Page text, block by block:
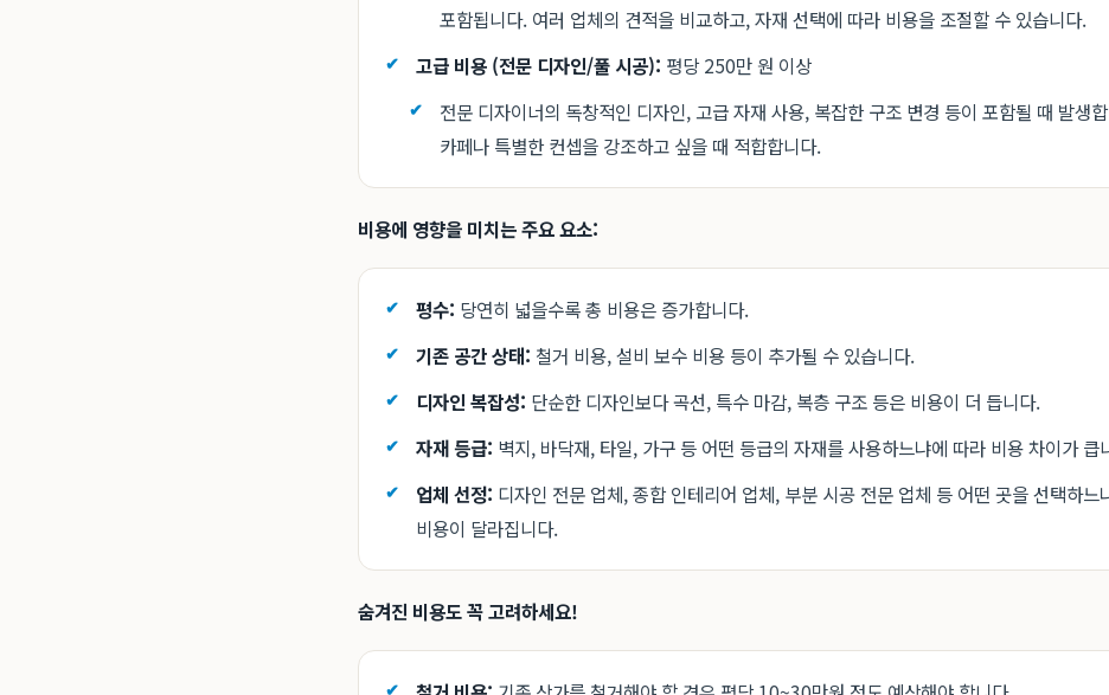
포함됩니다. 여러 업체의 견적을 비교하고, 자재 선택에 따라 비용을 조절할 수 있습니다.
고급 비용 (전문 디자인/풀 시공): 평당 250만 원 이상
전문 디자이너의 독창적인 디자인, 고급 자재 사용, 복잡한 구조 변경 등이 포함될 때 발생
카페나 특별한 컨셉을 강조하고 싶을 때 적합합니다.
비용에 영향을 미치는 주요 요소:
평수: 당연히 넓을수록 총 비용은 증가합니다.
기존 공간 상태: 철거 비용, 설비 보수 비용 등이 추가될 수 있습니다.
디자인 복잡성: 단순한 디자인보다 곡선, 특수 마감, 복층 구조 등은 비용이 더 듭니다.
자재 등급: 벽지, 바닥재, 타일, 가구 등 어떤 등급의 자재를 사용하느냐에 따라 비용 차이가 큽
업체 선정: 디자인 전문 업체, 종합 인테리어 업체, 부분 시공 전문 업체 등 어떤 곳을 선택하느
비용이 달라집니다.
숨겨진 비용도 꼭 고려하세요!